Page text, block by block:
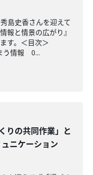
島史香さんを迎えて
報と情景の広がり』
す。＜目次＞
う情報 0...
りの共同作業」と
ニケーション